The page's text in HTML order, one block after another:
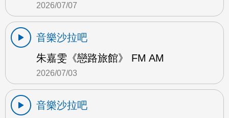
2026/07/07
音樂沙拉吧
朱嘉雯《戀路旅館》 FM AM
2026/07/03
音樂沙拉吧